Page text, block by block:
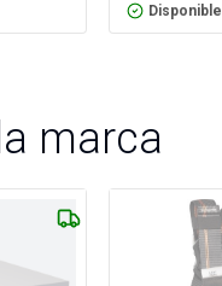
Disponible
marca